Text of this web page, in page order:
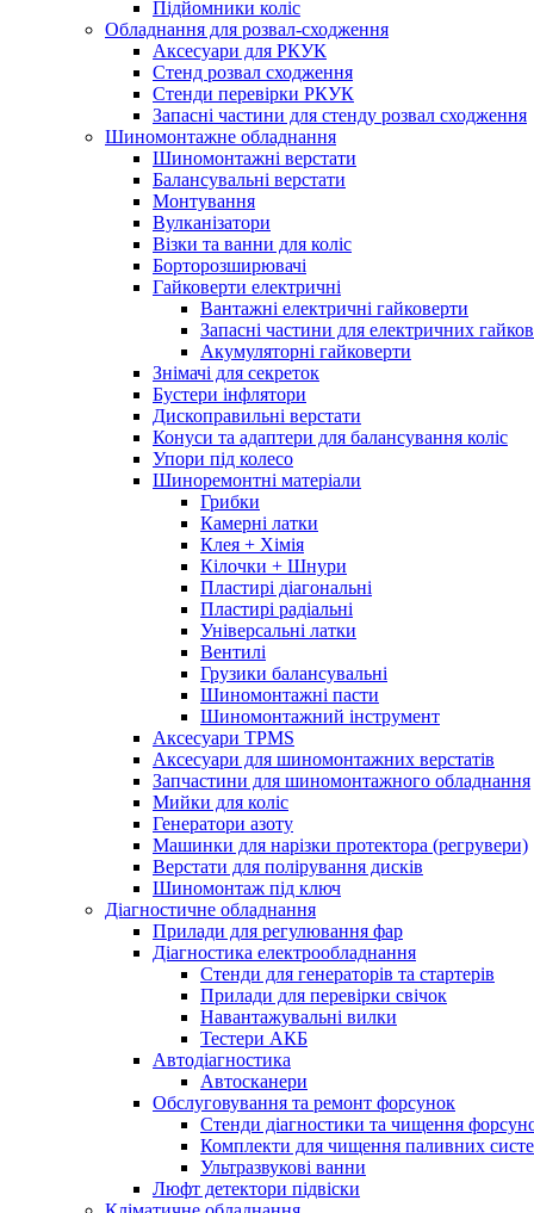
Підйомники коліс
Обладнання для розвал-сходження
Аксесуари для РКУК
Стенд розвал сходження
Стенди перевірки РКУК
Запасні частини для стенду розвал сходження
Шиномонтажне обладнання
Шиномонтажні верстати
Балансувальні верстати
Монтування
Вулканізатори
Візки та ванни для коліс
Борторозширювачі
Гайковерти електричні
Вантажні електричні гайковерти
Запасні частини для електричних
Акумуляторні гайковерти
Знімачі для секреток
Бустери інфлятори
Дископравильні верстати
Конуси та адаптери для балансування коліс
Упори під колесо
Шиноремонтні матеріали
Грибки
Камерні латки
Клея + Хімія
Кілочки + Шнури
Пластирі діагональні
Пластирі радіальні
Універсальні латки
Вентилі
Грузики балансувальні
Шиномонтажні пасти
Шиномонтажний інструмент
Аксесуари TPMS
Аксесуари для шиномонтажних верстатів
Запчастини для шиномонтажного обладнання
Мийки для коліс
Генератори азоту
Машинки для нарізки протектора (регрувери)
Верстати для полірування дисків
Шиномонтаж під ключ
Діагностичне обладнання
Прилади для регулювання фар
Діагностика електрообладнання
Стенди для генераторів та стартерів
Прилади для перевірки свічок
Навантажувальні вилки
Тестери АКБ
Автодіагностика
Автосканери
Обслуговування та ремонт форсунок
Стенди діагностики та чищення
Комплекти для чищення паливних
Ультразвукові ванни
Люфт детектори підвіски